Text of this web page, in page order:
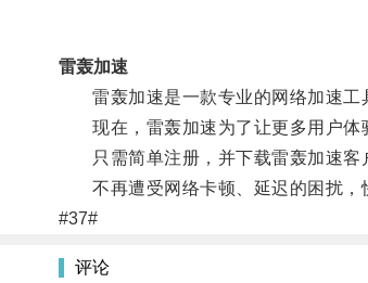
雷轰加速
雷轰加速是一款专业的网络加速工
现在，雷轰加速为了让更多用户体
只需简单注册，并下载雷轰加速客
不再遭受网络卡顿、延迟的困扰，
#37#
评论